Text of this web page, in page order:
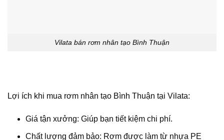
Vilata bán rơm nhân tạo Bình Thuận
Lợi ích khi mua rơm nhân tạo Bình Thuận tại Vilata:
Giá tận xưởng: Giúp bạn tiết kiệm chi phí.
Chất lượng đảm bảo: Rơm được làm từ nhựa PE